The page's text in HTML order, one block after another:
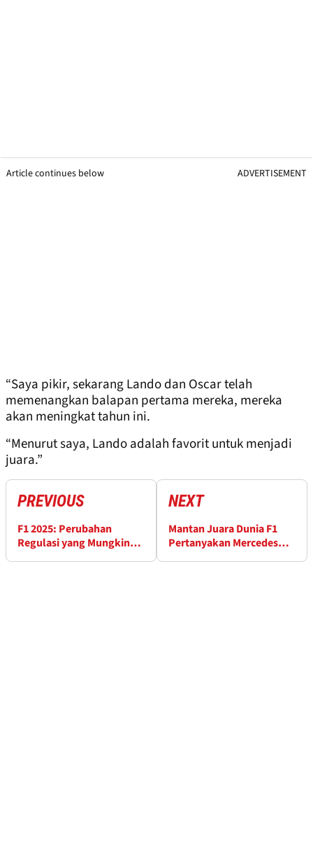
Article continues below ADVERTISEMENT
“Saya pikir, sekarang Lando dan Oscar telah
memenangkan balapan pertama mereka, mereka
akan meningkat tahun ini.
“Menurut saya, Lando adalah favorit untuk menjadi
juara.”
PREVIOUS
F1 2025: Perubahan
Regulasi yang Mungkin
NEXT
Mantan Juara Dunia F1
Pertanyakan Mercedes